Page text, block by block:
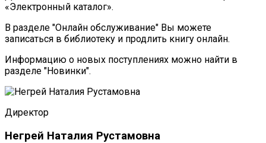
«Электронный каталог».
В разделе "Онлайн обслуживание" Вы можете
записаться в библиотеку и продлить книгу онлайн.
Информацию о новых поступлениях можно найти в
разделе "Новинки".
Директор
Негрей Наталия Рустамовна